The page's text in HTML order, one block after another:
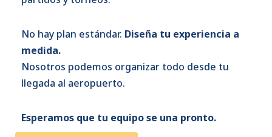
No hay plan estándar. Diseña tu experiencia a
medida.
Nosotros podemos organizar todo desde tu
llegada al aeropuerto.
Esperamos que tu equipo se una pronto.